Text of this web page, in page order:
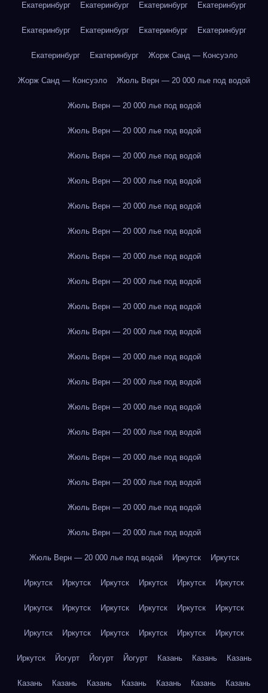
Екатеринбург Екатеринбург Екатеринбург Екатеринбург
Екатеринбург Екатеринбург Екатеринбург Екатеринбург
Екатеринбург Екатеринбург Жорж Санд — Консуэло
Жорж Санд — Консуэло Жюль Верн — 20 000 лье под водой
Жюль Верн — 20 000 лье под водой
Жюль Верн — 20 000 лье под водой
Жюль Верн — 20 000 лье под водой
Жюль Верн — 20 000 лье под водой
Жюль Верн — 20 000 лье под водой
Жюль Верн — 20 000 лье под водой
Жюль Верн — 20 000 лье под водой
Жюль Верн — 20 000 лье под водой
Жюль Верн — 20 000 лье под водой
Жюль Верн — 20 000 лье под водой
Жюль Верн — 20 000 лье под водой
Жюль Верн — 20 000 лье под водой
Жюль Верн — 20 000 лье под водой
Жюль Верн — 20 000 лье под водой
Жюль Верн — 20 000 лье под водой
Жюль Верн — 20 000 лье под водой
Жюль Верн — 20 000 лье под водой
Жюль Верн — 20 000 лье под водой
Жюль Верн — 20 000 лье под водой Иркутск Иркутск
Иркутск Иркутск Иркутск Иркутск Иркутск Иркутск
Иркутск Иркутск Иркутск Иркутск Иркутск Иркутск
Иркутск Иркутск Иркутск Иркутск Иркутск Иркутск
Иркутск Йогурт Йогурт Йогурт Казань Казань Казань
Казань Казань Казань Казань Казань Казань Казань